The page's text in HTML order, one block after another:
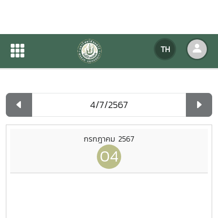
TH
ปฏิทินกิจกรรมของหน่วยงาน
ปฏิทินกิจกรรมของหน่วยงาน
กรกฎาคม 2567
04